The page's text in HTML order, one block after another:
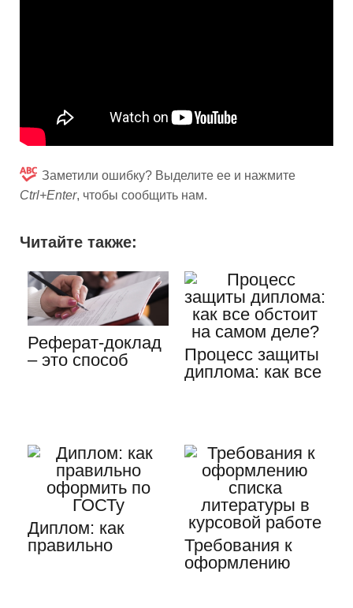
Заметили ошибку? Выделите ее и нажмите
Ctrl+Enter, чтобы сообщить нам.
Читайте также:
Реферат-доклад
– это способ
Процесс защиты
диплома: как все
Диплом: как
правильно
Требования к
оформлению